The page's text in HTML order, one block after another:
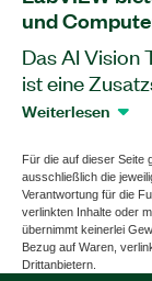
und
Das AI Vision
ist eine
neuronaler
vereinfacht.
tiefe
visuelle
Weiterlesen
Für die auf dieser Seite
ausschließlich die
Verantwortung für die
verlinkten Inhalte oder
übernimmt keinerlei
Bezug auf Waren,
Drittanbietern.